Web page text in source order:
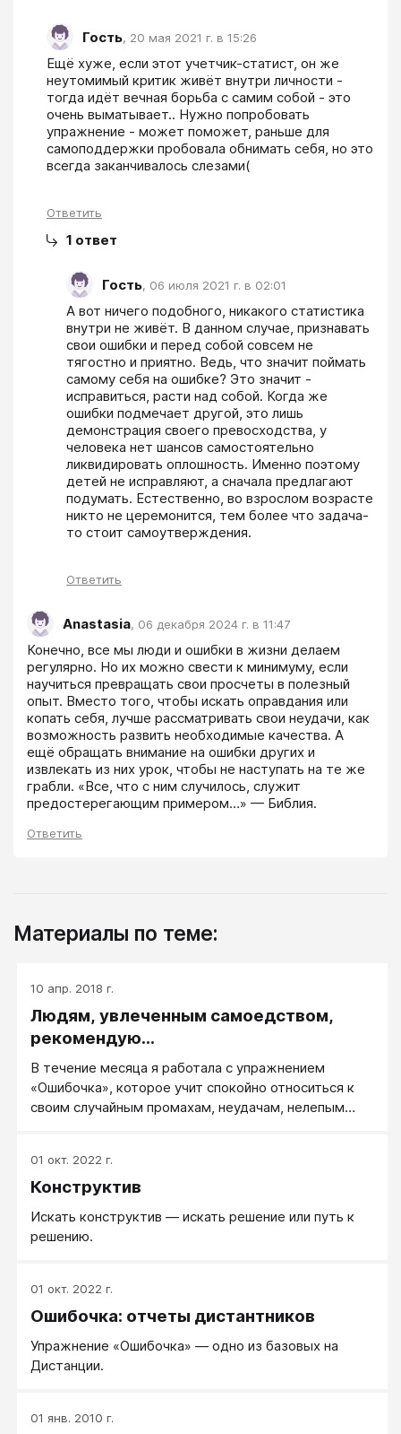
Гость, 20 мая 2021 г. в 15:26
Ещё хуже, если этот учетчик-статист, он же
неутомимый критик живёт внутри личности -
тогда идёт вечная борьба с самим собой - это
очень выматывает.. Нужно попробовать
упражнение - может поможет, раньше для
самоподдержки пробовала обнимать себя, но это
всегда заканчивалось слезами(
Ответить
1 ответ
Гость, 06 июля 2021 г. в 02:01
А вот ничего подобного, никакого статистика
внутри не живёт. В данном случае, признавать
свои ошибки и перед собой совсем не
тягостно и приятно. Ведь, что значит поймать
самому себя на ошибке? Это значит -
исправиться, расти над собой. Когда же
ошибки подмечает другой, это лишь
демонстрация своего превосходства, у
человека нет шансов самостоятельно
ликвидировать оплошность. Именно поэтому
детей не исправляют, а сначала предлагают
подумать. Естественно, во взрослом возрасте
никто не церемонится, тем более что задача-
то стоит самоутверждения.
Ответить
Anastasia, 06 декабря 2024 г. в 11:47
Конечно, все мы люди и ошибки в жизни делаем
регулярно. Но их можно свести к минимуму, если
научиться превращать свои просчеты в полезный
опыт. Вместо того, чтобы искать оправдания или
копать себя, лучше рассматривать свои неудачи, как
возможность развить необходимые качества. А
ещё обращать внимание на ошибки других и
извлекать из них урок, чтобы не наступать на те же
грабли. «Все, что с ним случилось, служит
предостерегающим примером…» — Библия.
Ответить
Материалы по теме:
10 апр. 2018 г.
Людям, увлеченным самоедством,
рекомендую…
В течение месяца я работала с упражнением
«Ошибочка», которое учит спокойно относиться к
своим случайным промахам, неудачам, нелепым
01 окт. 2022 г.
Конструктив
Искать конструктив — искать решение или путь к
решению.
01 окт. 2022 г.
Ошибочка: отчеты дистантников
Упражнение «Ошибочка» — одно из базовых на
Дистанции.
01 янв. 2010 г.